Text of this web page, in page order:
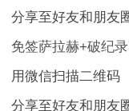
分享至好友和朋友
免签萨拉赫+破纪
用微信扫描二维码
分享至好友和朋友